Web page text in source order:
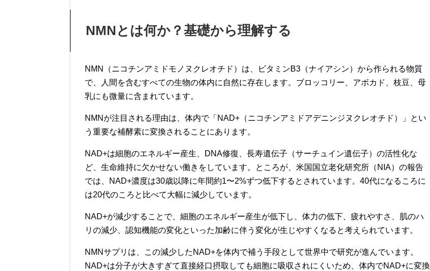
NMNとは何か？基礎から理解する
NMN（ニコチンアミドモノヌクレオチド）は、ビタミンB3（ナイアシン）から作られる物質
で、人間を含むすべての生物の体内に自然に存在します。ブロッコリー、アボカド、枝豆、母
乳にも微量に含まれています。
NMNが注目される理由は、体内で「NAD+（ニコチンアミドアデニンジヌクレオチド）」とい
う重要な補酵素に変換されることにあります。
NAD+は細胞のエネルギー産生、DNA修復、長寿遺伝子（サーチュイン遺伝子）の活性化な
ど、生命維持に欠かせない働きをしています。ところが、米国国立老化研究所（NIA）の報告
では、NAD+濃度は30歳以降に年間約1〜2%ずつ低下するとされています。40代になるころに
は20代のころと比べて大幅に減少しています。
NAD+が減少することで、細胞のエネルギー産生が低下し、体力の低下、疲れやすさ、肌のハ
リの減少、認知機能の変化といった加齢に伴う変化が生じやすくなると考えられています。
NMNサプリは、この減少したNAD+を体内で補う手段として世界中で研究が進んでいます。
NAD+は分子が大きすぎて直接経口摂取しても細胞に吸収されにくいため、体内でNAD+に変換